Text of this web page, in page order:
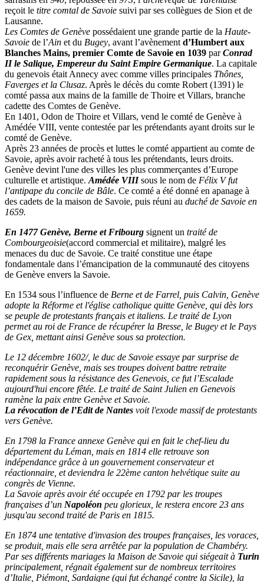
reçoit le titre comtal de Savoie suivi par ses collègues de Sion et de
Lausanne.
Les Comtes de Genève possédaient une grande partie de la Haute-
Savoie de l’Ain et du Bugey, avant l’avènement d’Humbert aux
Blanches Mains, premier Comte de Savoie en 1039 parConrad
II le Salique, Empereur du Saint Empire Germanique. La capitale
du genevois était Annecy avec comme villes principales Thônes,
Faverges et la Clusaz. Après le décès du comte Robert (1391) le
comté passa aux mains de la famille de Thoire et Villars, branche
cadette des Comtes de Genève.
En 1401, Odon de Thoire et Villars, vend le comté de Genève à
Amédée VIII, vente contestée par les prétendants ayant droits sur le
comté de Genève.
Après 23 années de procès et luttes le comté appartient au comte de
Savoie, après avoir racheté à tous les prétendants, leurs droits.
Genève devint l'une des villes les plus commerçantes d’Europe
culturelle et artistique. Amédée VIIIsous le nom de Félix V fut
l’antipape du concile de Bâle. Ce comté a été donné en apanage à
des cadets de la maison de Savoie, puis réuni au duché de Savoie en
1659.
En 1477 Genève, Berne et Fribourg signent un traité de
Combourgeoisie(accord commercial et militaire), malgré les
menaces du duc de Savoie. Ce traité constitue une étape
fondamentale dans l’émancipation de la communauté des citoyens
de Genève envers la Savoie.
En 1534 sous l’influence de Berne et de Farrel, puis Calvin, Genève
adopte la Réforme et l'église catholique quitte Genève, qui dès lors
se peuple de protestants français et italiens. Le traité de Lyon
permet au roi de France de récupérer la Bresse, le Bugey et le Pays
de Gex , mettant ainsi Genève sous sa protection.
Le 12 décembre 1602/, le duc de Savoie essaye par surprise de
reconquérir Genève, mais ses troupes doivent battre retraite
rapidement sous la résistance des Genevois, ce fut l’Escalade
aujourd'hui encore fêtée. Le traité de Saint Julien en Genevois
ramène la paix entre Genève et Savoie.
La révocation de l’Edit de Nantes voit l'exode massif de protestants
vers Genève.
En 1798 la France annexe Genève qui en fait le chef-lieu du
département du Léman , mais en 1814 elle retrouve son
indépendance grâce à un gouvernement conservateur et
réactionnaire, et deviendra le 22ème canton helvétique suite au
congrès de Vienne.
La Savoie après avoir été occupée en 1792 par les troupes
françaises d’un Napoléon peu glorieux, le restera encore 23 ans
jusqu'au second traité de Paris en 1815.
En 1874 une tentative d'invasion des troupes françaises, les voraces
se produit, mais elle sera arrêtée par la population de Chambéry.
Par ses différents mariages la Maison de Savoie qui siégeait à Turin
principalement, régnait également sur de nombreux territoires
d’Italie, Piémont, Sardaigne (qui fut échangé contre la Sicile), la